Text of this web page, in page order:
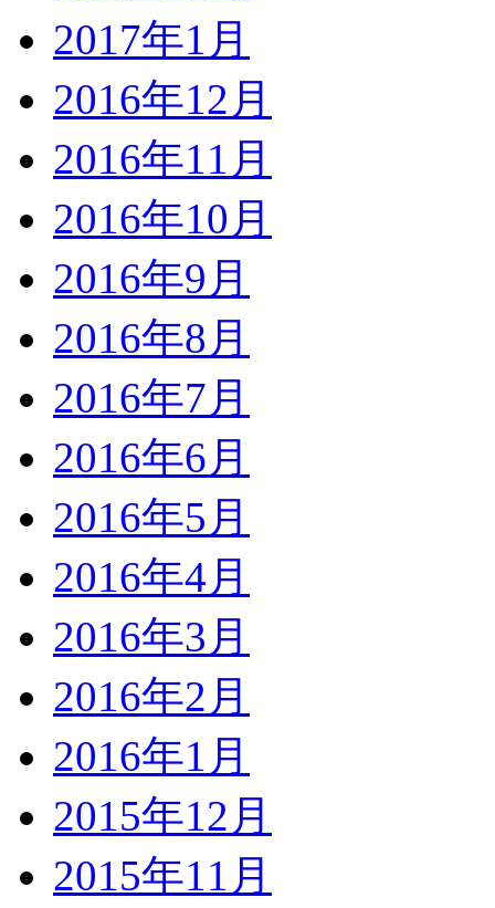
2017年1月
2016年12月
2016年11月
2016年10月
2016年9月
2016年8月
2016年7月
2016年6月
2016年5月
2016年4月
2016年3月
2016年2月
2016年1月
2015年12月
2015年11月